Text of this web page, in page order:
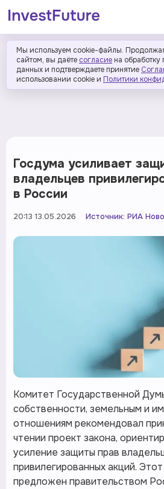
Мы используем cookie-файлы. Продолжая
сайтом, вы даёте согласие на обработку
данных и подтверждаете принятие
использовании cookie и Политики
Госдума усиливает
владельцев
в России
20:13 13.05.2026 Источник: РИА
Комитет Государственной
собственности, земельным и
отношениям рекомендовал
чтении проект закона,
усиление защиты прав
привилегированных акций.
предложен правительством